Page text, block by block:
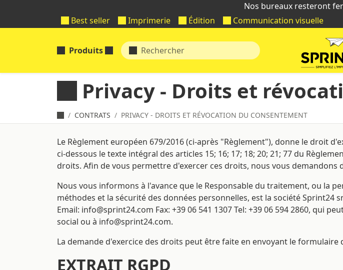
Nos bureaux resteront
Best seller
Imprimerie Édition Communication visuelle
Produits
Privacy - Droits et
CONTRATS PRIVACY - DROITS ET RÉVOCATION DU CONSENTEMENT
Le Règlement européen 679/2016 (ci-après "Règlement"), donne le droit
ci-dessous le texte intégral des articles 15; 16; 17; 18; 20; 21; 77 du
droits. Afin de vous permettre d'exercer ces droits, nous vous demandons
Nous vous informons à l'avance que le Responsable du traitement, ou la
méthodes et la sécurité des données personnelles, est la société Sprint24
Email: info@sprint24.com Fax: +39 06 541 1307 Tel: +39 06 594 2860, qui
social ou à info@sprint24.com.
La demande d'exercice des droits peut être faite en envoyant le
EXTRAIT RGPD